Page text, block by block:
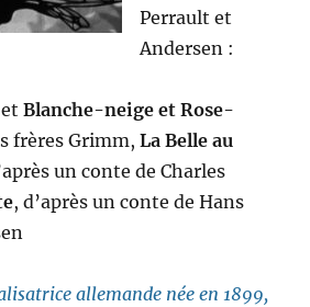
Perrault et
Andersen :
etBlanche-neige et Rose-
frères Grimm,La Belle au
un conte de Charles
, d’après un conte de Hans
allemande née en 1899,